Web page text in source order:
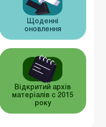
Щоденні
оновлення
Відкритий архів
матеріалів c 2015
року